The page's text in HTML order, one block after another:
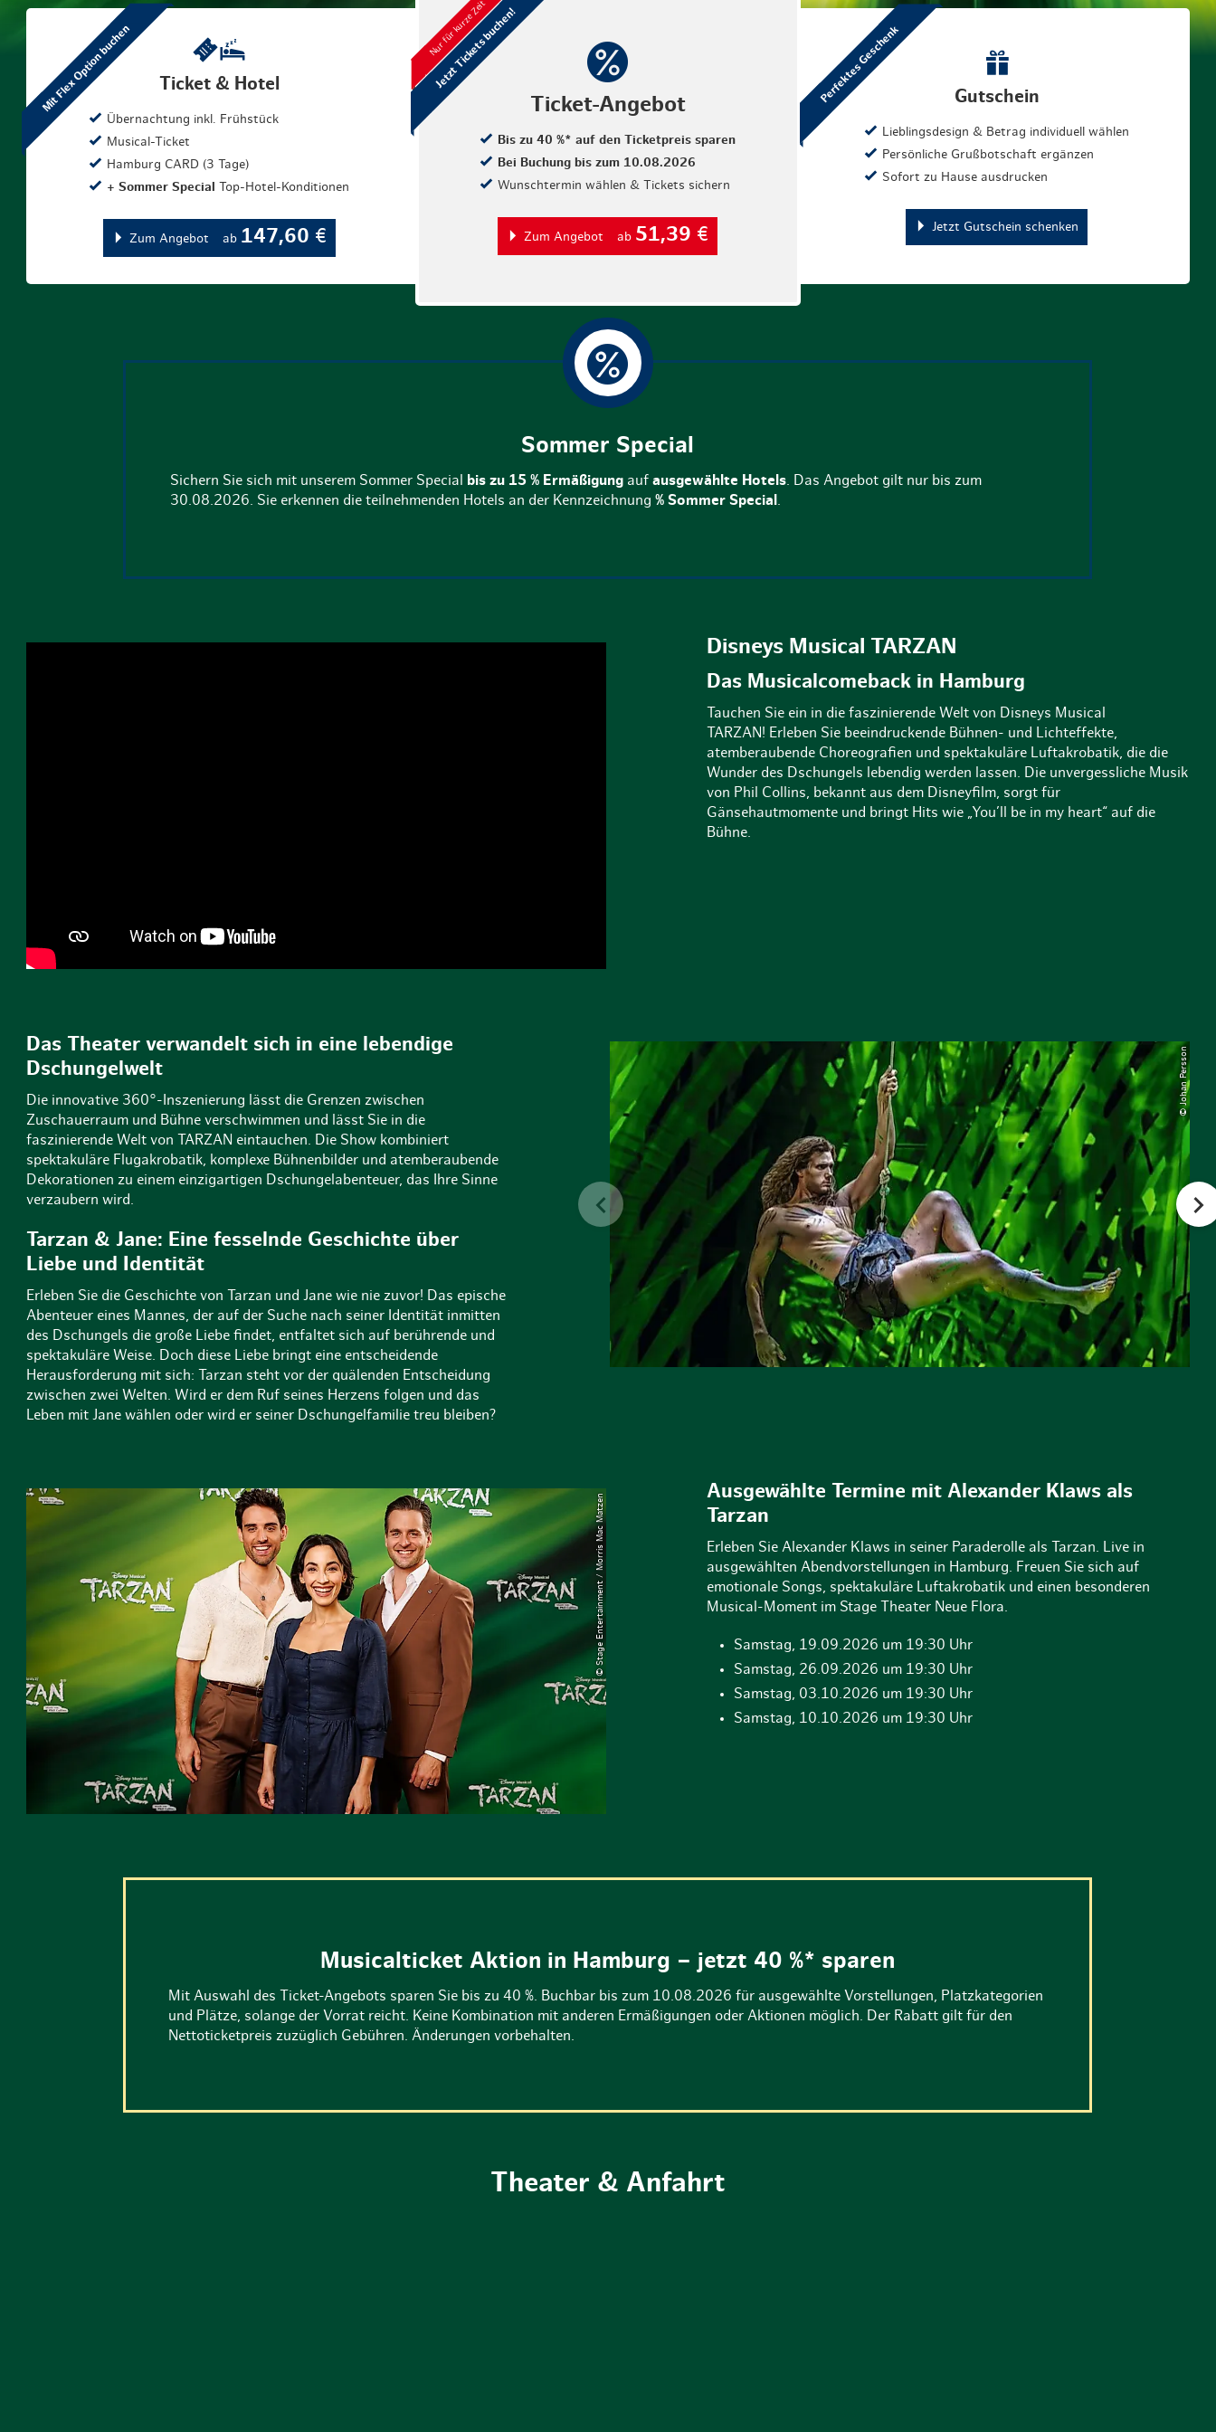
Ticket & Hotel
Übernachtung inkl. Frühstück
Musical-Ticket
Hamburg CARD (3 Tage)
+ Sommer Special
Top-Hotel-Konditionen
Zum Angebot ab 147,60 €
Mit Flex Option buchen Ticket-Angebot
Bis zu 40 %* auf den Ticketpreis sparen
Bei Buchung bis zum 10.08.2026
Wunschtermin wählen & Tickets sichern
Zum Angebot ab 51,39 €
Nur für kurze Zeit
Jetzt Tickets buchen!
Gutschein
Lieblingsdesign & Betrag individuell wählen
Persönliche Grußbotschaft ergänzen
Sofort zu Hause ausdrucken
Jetzt Gutschein schenken
Perfektes Geschenk
Sommer Special
Sichern Sie sich mit unserem Sommer Special bis zu 15 % Ermäßigung aufausgewählte Hotels . Das Angebot gilt nur bis zum
30.08.2026. Sie erkennen die teilnehmenden Hotels an der Kennzeichnung% Sommer Special
Disneys Musical TARZAN
Das Musicalcomeback in Hamburg
Tauchen Sie ein in die faszinierende Welt von Disneys Musical
TARZAN! Erleben Sie beeindruckende Bühnen- und Lichteffekte,
atemberaubende Choreografien und spektakuläre Luftakrobatik, die die
Wunder des Dschungels lebendig werden lassen. Die unvergessliche Musik
von Phil Collins, bekannt aus dem Disneyfilm, sorgt für
Gänsehautmomente und bringt Hits wie „You’ll be in my heart“ auf die
Bühne.
© Johan Persson
Das Theater verwandelt sich in eine lebendige
Dschungelwelt
Die innovative 360°-Inszenierung lässt die Grenzen zwischen
Zuschauerraum und Bühne verschwimmen und lässt Sie in die
faszinierende Welt von TARZAN eintauchen. Die Show kombiniert
spektakuläre Flugakrobatik, komplexe Bühnenbilder und atemberaubende
Dekorationen zu einem einzigartigen Dschungelabenteuer, das Ihre Sinne
verzaubern wird.
Tarzan & Jane: Eine fesselnde Geschichte über
Liebe und Identität
Erleben Sie die Geschichte von Tarzan und Jane wie nie zuvor! Das epische
Abenteuer eines Mannes, der auf der Suche nach seiner Identität inmitten
des Dschungels die große Liebe findet, entfaltet sich auf berührende und
spektakuläre Weise. Doch diese Liebe bringt eine entscheidende
Herausforderung mit sich: Tarzan steht vor der quälenden Entscheidung
zwischen zwei Welten. Wird er dem Ruf seines Herzens folgen und das
Leben mit Jane wählen oder wird er seiner Dschungelfamilie treu bleiben?
© Stage Entertainment / Morris Mac Matzen
Ausgewählte Termine mit Alexander Klaws als
Tarzan
Erleben Sie Alexander Klaws in seiner Paraderolle als Tarzan. Live in
ausgewählten Abendvorstellungen in Hamburg. Freuen Sie sich auf
emotionale Songs, spektakuläre Luftakrobatik und einen besonderen
Musical-Moment im Stage Theater Neue Flora.
Samstag, 19.09.2026 um 19:30 Uhr
Samstag, 26.09.2026 um 19:30 Uhr
Samstag, 03.10.2026 um 19:30 Uhr
Samstag, 10.10.2026 um 19:30 Uhr
Musicalticket Aktion in Hamburg – jetzt 40 %* sparen
Mit Auswahl des Ticket-Angebots sparen Sie bis zu 40 %. Buchbar bis zum 10.08.2026 für ausgewählte Vorstellungen, Platzkategorien
und Plätze, solange der Vorrat reicht. Keine Kombination mit anderen Ermäßigungen oder Aktionen möglich. Der Rabatt gilt für den
Nettoticketpreis zuzüglich Gebühren. Änderungen vorbehalten.
Theater & Anfahrt